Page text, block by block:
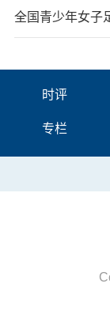
全国青少年女子
时评
专栏